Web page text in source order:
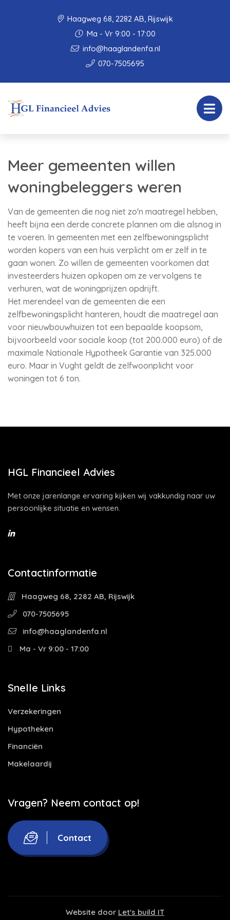
Haagweg 68, 2282 AB, Rijswijk
Ma - Vr 9:00 - 17:00
info@haaglandenfa.nl
070-7505695
Meer gemeenten willen
woningbeleggers weren
Van de gemeenten die nog niet zo'n maatregel hebben,
heeft bijna een derde concrete plannen om die alsnog in
te voeren. In gemeenten met een zelfbewoningsplicht
worden kopers van een huis verplicht om er zelf in te
gaan wonen. Zo willen de gemeenten voorkomen dat
investeerders huizen opkopen om ze vervolgens te
verhuren, wat de woningprijzen opdrijft.
Het merendeel van de gemeenten die een
zelfbewoningsplicht hanteren, houdt die maatregel aan
voor nieuwbouwhuizen tot een bepaalde koopsom,
bijvoorbeeld voor sociale koop (tot 200.000 euro) of de
maximale Nationale Hypotheek Garantie van 325.000
euro. Maar in Vught geldt de zelfwoonplicht voor
woningen tot 6 ton.
HGL Financieel Advies
Met onze jarenlange ervaring kijken wij vakkundig naar uw
persoonlijke situatie en wensen.
Contactinformatie
Haagweg 68, 2282 AB, Rijswijk
070-7505695
info@haaglandenfa.nl
Ma - Vr 9:00 - 17:00
Snelle Links
Verzekeringen
Hypotheken
Financiën
Makelaardij
Vragen? Neem contact op!
Contact
Website door Let's build IT